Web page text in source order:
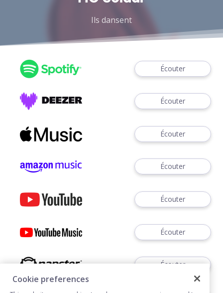
Ils dansent
Écouter
Écouter
Écouter
Écouter
Écouter
Écouter
Écouter
Cookie preferences